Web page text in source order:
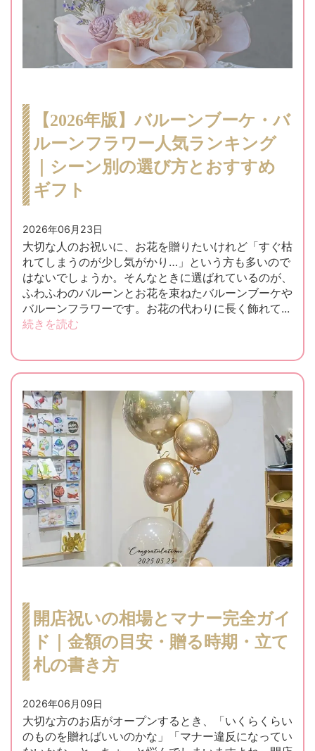
【2026年版】バルーンブーケ・バ
ルーンフラワー人気ランキング
｜シーン別の選び方とおすすめ
ギフト
2026年06月23日
大切な人のお祝いに、お花を贈りたいけれど「すぐ枯
れてしまうのが少し気がかり…」という方も多いので
はないでしょうか。そんなときに選ばれているのが、
ふわふわのバルーンとお花を束ねたバルーンブーケや
バルーンフラワーです。お花の代わりに長く飾れて...
続きを読む
開店祝いの相場とマナー完全ガイ
ド｜金額の目安・贈る時期・立て
札の書き方
2026年06月09日
大切な方のお店がオープンするとき、「いくらくらい
のものを贈ればいいのかな」「マナー違反になってい